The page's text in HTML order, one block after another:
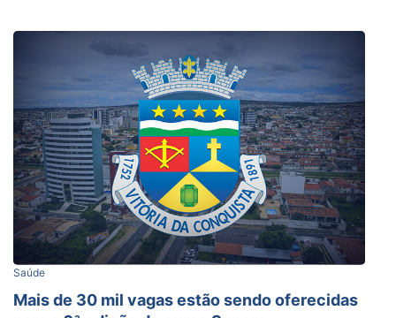
Saúde
Mais de 30 mil vagas estão sendo oferecidas